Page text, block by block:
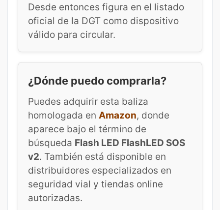
Desde entonces figura en el listado
oficial de la DGT como dispositivo
válido para circular.
¿Dónde puedo comprarla?
Puedes adquirir esta baliza
homologada en Amazon, donde
aparece bajo el término de
búsqueda Flash LED FlashLED SOS
v2. También está disponible en
distribuidores especializados en
seguridad vial y tiendas online
autorizadas.